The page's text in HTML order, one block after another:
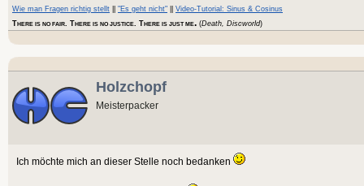
Wie man Fragen richtig stellt
"Es geht nicht"
Video-Tutorial: Sinus & Cosinus
THERE IS NO FAIR . THERE IS NO JUSTICE . THERE IS JUST ME. (Death, Discworld)
Holzchopf
Meisterpacker
Ich möchte mich an dieser Stelle noch bedanken